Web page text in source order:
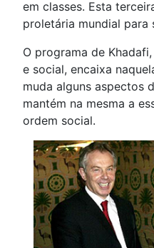
em classes. Esta
proletária mundial para
O programa de
e social, encaixa
muda alguns aspectos
mantém na mesma a
ordem social.